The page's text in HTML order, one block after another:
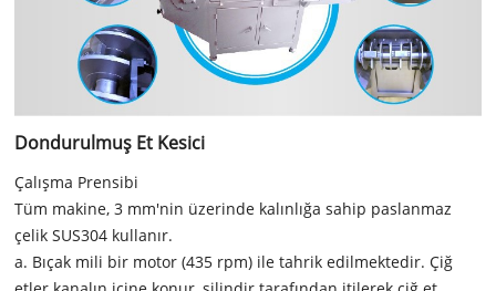
Dondurulmuş Et Kesici
Çalışma Prensibi
Tüm makine, 3 mm'nin üzerinde kalınlığa sahip paslanmaz
çelik SUS304 kullanır.
a. Bıçak mili bir motor (435 rpm) ile tahrik edilmektedir. Çiğ